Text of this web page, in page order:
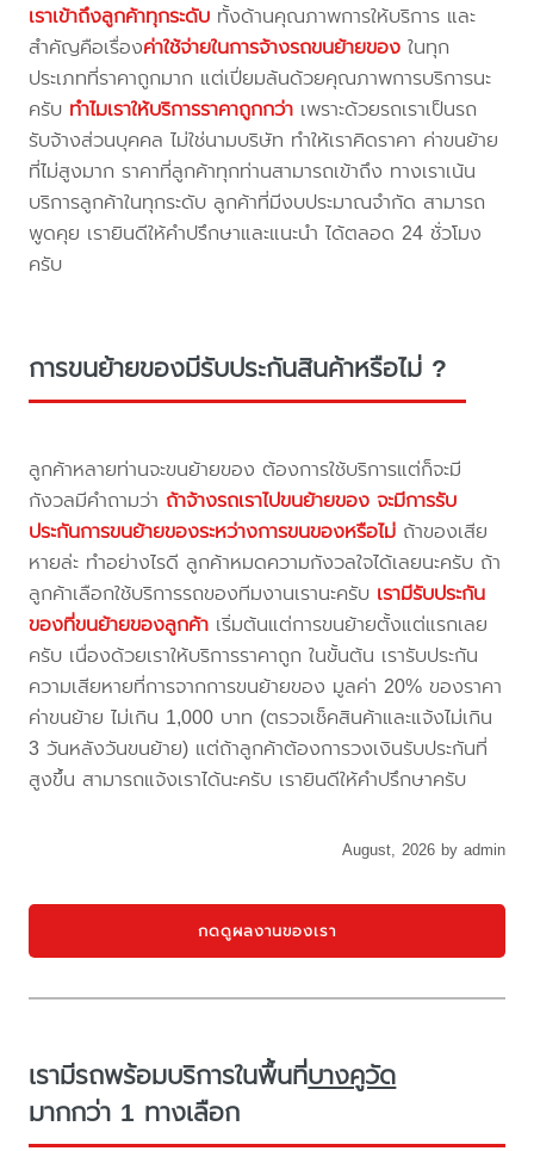
เราเข้าถึงลูกค้าทุกระดับ ทั้งด้านคุณภาพการให้บริการ และ
สำคัญคือเรื่องค่าใช้จ่ายในการจ้างรถขนย้ายของ ในทุก
ประเภทที่ราคาถูกมาก แต่เปี่ยมล้นด้วยคุณภาพการบริการนะ
ครับ ทำไมเราให้บริการราคาถูกกว่า เพราะด้วยรถเราเป็นรถ
รับจ้างส่วนบุคคล ไม่ใช่นามบริษัท ทำให้เราคิดราคา ค่าขนย้าย
ที่ไม่สูงมาก ราคาที่ลูกค้าทุกท่านสามารถเข้าถึง ทางเราเน้น
บริการลูกค้าในทุกระดับ ลูกค้าที่มีงบประมาณจำกัด สามารถ
พูดคุย เรายินดีให้คำปรึกษาและแนะนำ ได้ตลอด 24 ชั่วโมง
ครับ
การขนย้ายของมีรับประกันสินค้าหรือไม่ ?
ลูกค้าหลายท่านจะขนย้ายของ ต้องการใช้บริการแต่ก็จะมี
กังวลมีคำถามว่า ถ้าจ้างรถเราไปขนย้ายของ จะมีการรับ
ประกันการขนย้ายของระหว่างการขนของหรือไม่ ถ้าของเสีย
หายล่ะ ทำอย่างไรดี ลูกค้าหมดความกังวลใจได้เลยนะครับ ถ้า
ลูกค้าเลือกใช้บริการรถของทีมงานเรานะครับ เรามีรับประกัน
ของที่ขนย้ายของลูกค้า เริ่มต้นแต่การขนย้ายตั้งแต่แรกเลย
ครับ เนื่องด้วยเราให้บริการราคาถูก ในขั้นต้น เรารับประกัน
ความเสียหายที่การจากการขนย้ายของ มูลค่า 20% ของราคา
ค่าขนย้าย ไม่เกิน 1,000 บาท (ตรวจเช็คสินค้าและแจ้งไม่เกิน
3 วันหลังวันขนย้าย) แต่ถ้าลูกค้าต้องการวงเงินรับประกันที่
สูงขึ้น สามารถแจ้งเราได้นะครับ เรายินดีให้คำปรึกษาครับ
August, 2026 by admin
กดดูผลงานของเรา
เรามีรถพร้อมบริการในพื้นที่บางคูวัด
มากกว่า 1 ทางเลือก